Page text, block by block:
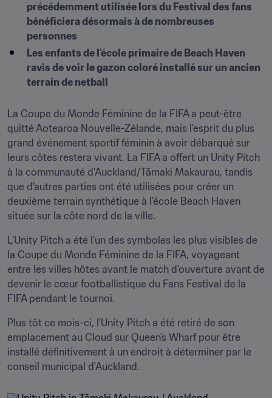
précédemment utilisée lors du Festival des fans
bénéficiera désormais à de nombreuses
personnes
Les enfants de l'école primaire de Beach Haven
ravis de voir le gazon coloré installé sur un ancien
terrain de netball
La Coupe du Monde Féminine de la FIFA a peut-être
quitté Aotearoa Nouvelle-Zélande, mais l'esprit du plus
grand événement sportif féminin à avoir débarqué sur
leurs côtes restera vivant. La FIFA a offert un Unity Pitch
à la communauté d'Auckland/Tāmaki Makaurau, tandis
que d'autres parties ont été utilisées pour créer un
deuxième terrain synthétique à l'école Beach Haven
située sur la côte nord de la ville.
L'Unity Pitch a été l'un des symboles les plus visibles de
la Coupe du Monde Féminine de la FIFA, voyageant
entre les villes hôtes avant le match d'ouverture avant de
devenir le cœur footballistique du Fans Festival de la
FIFA pendant le tournoi.
Plus tôt ce mois-ci, l'Unity Pitch a été retiré de son
emplacement au Cloud sur Queen's Wharf pour être
installé définitivement à un endroit à déterminer par le
conseil municipal d'Auckland.